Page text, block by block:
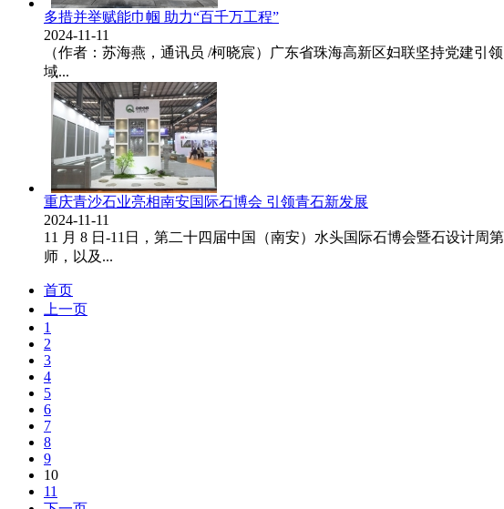
多措并举赋能巾帼 助力“百千万工程”
2024-11-11
（作者：苏海燕，通讯员 /柯晓宸）广东省珠海高新区妇联坚持党建
域...
重庆青沙石业亮相南安国际石博会 引领青石新发展
2024-11-11
11 月 8 日-11日，第二十四届中国（南安）水头国际石博会暨石设计
师，以及...
首页
上一页
1
2
3
4
5
6
7
8
9
10
11